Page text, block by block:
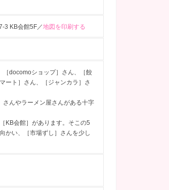
3 KB会館5F／地図を印刷する
docomoショップ］さん、［餃
ート］さん、［ジャンカラ］さ
んやラーメン屋さんがある十字
KB会館］があります。そこの5
かい、［市場ずし］さんを少し